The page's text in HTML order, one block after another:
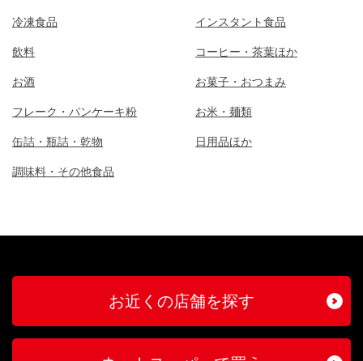
冷凍食品 インスタント食品
飲料 コーヒー・茶葉ほか
お酒 お菓子・おつまみ
フレーク・パンケーキ粉 お米・麺類
缶詰・瓶詰・乾物 日用品ほか
調味料・その他食品
お近くの店舗を探す